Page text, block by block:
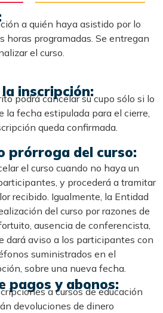
a quién haya asistido por lo
horas programadas. Se entregan
el curso.
inscripción:
podrá cancelar su cupo sólo si lo
la fecha estipulada para el cierre,
queda confirmada.
prórroga del curso:
el curso cuando no haya un
y procederá a tramitar
recibido. Igualmente, la Entidad
del curso por razones de
ausencia de conferencista,
dará aviso a los participantes con
suministrados en el
sobre una nueva fecha.
pagos y abonos:
a cursos de educación
devoluciones de dinero